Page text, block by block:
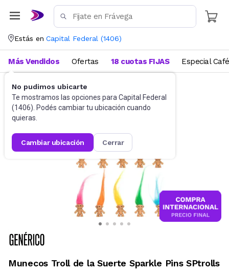
Estás en Capital Federal (1406)
No pudimos ubicarte
Te mostramos las opciones para Capital Federal
(1406). Podés cambiar tu ubicación cuando
quieras.
cambiar ubicación cerrar
Más Vendidos Ofertas 18 cuotas FIJAS Especial Café
Muñecas y Accesorios
Munecos Troll de la Suerte Sparkle Pins SPtrolls